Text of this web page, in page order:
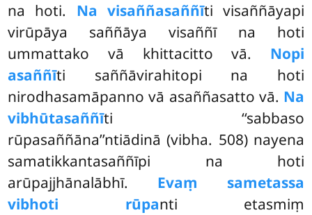
na hoti. Na visaññasaññīti visaññāyapi
virūpāya saññāya visaññī na hoti
ummattako vā khittacitto vā. Nopi
asaññīti saññāvirahitopi na hoti
nirodhasamāpanno vā asaññasatto vā. Na
vibhūtasaññīti ‘‘sabbaso
rūpasaññāna’’ntiādinā (vibha. 508) nayena
samatikkantasaññīpi na hoti
arūpajjhānalābhī. Evaṃ sametassa
vibhoti rūpanti etasmiṃ